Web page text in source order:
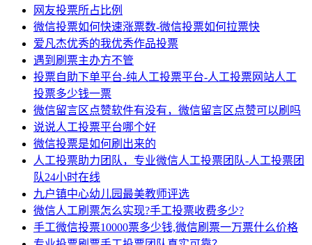
网友投票所占比例
微信投票如何快速涨票数-微信投票如何拉票快
爱凡杰优秀的我优秀作品投票
遇到刷票主办方不管
投票自助下单平台-纯人工投票平台-人工投票网站人工
投票多少钱一票
微信留言区点赞软件有没有，微信留言区点赞可以刷吗
说说人工投票平台哪个好
微信投票是如何刷出来的
人工投票助力团队，专业微信人工投票团队-人工投票团
队24小时在线
九户镇中心幼儿园最美教师评选
微信人工刷票怎么实现?手工投票收费多少?
手工微信投票10000票多少钱,微信刷票一万票什么价格